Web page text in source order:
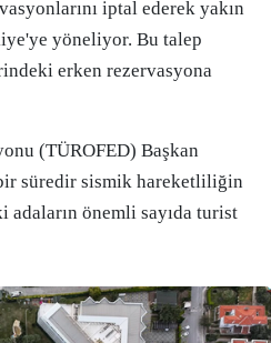
iptal ederek yakın
yöneliyor. Bu talep
erken rezervasyona
(TÜROFED) Başkan
süredir sismik hareketliliğin
adaların önemli sayıda turist